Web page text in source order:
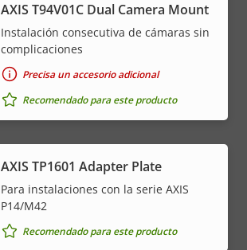
AXIS T94V01C Dual Camera Mount
Instalación consecutiva de cámaras sin
complicaciones
Precisa un accesorio adicional
Recomendado para este producto
AXIS TP1601 Adapter Plate
Para instalaciones con la serie AXIS
P14/M42
Recomendado para este producto